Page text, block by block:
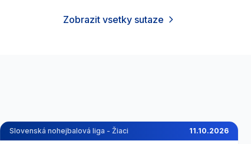
Zobrazit vsetky sutaze
Slovenská nohejbalová liga - Žiaci 11.10.2026